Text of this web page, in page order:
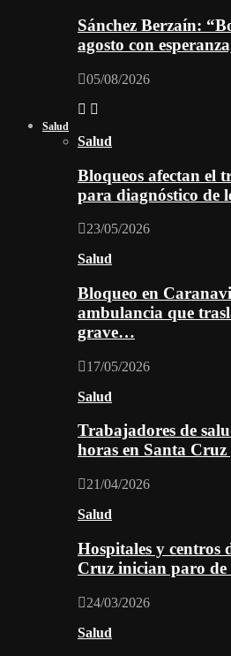
Sánchez Berzaín:
agosto con
05/08/2026
Salud
Salud
Bloqueos afectan el
para diagnóstico de
23/05/2026
Salud
Bloqueo en
ambulancia que
grave…
17/05/2026
Salud
Trabajadores de
horas en Santa
21/04/2026
Salud
Hospitales y centros
Cruz inician paro
24/03/2026
Salud